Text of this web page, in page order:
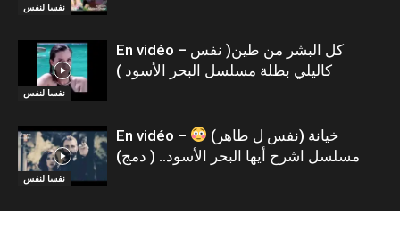
نفسا لنفس
نفسا لنفس
En vidéo – كل البشر من طين( نفس
كاليلي بطلة مسلسل البحر الأسود )
نفسا لنفس
En vidéo – خيانة (نفس ل طاهر)
مسلسل اشرح أيها البحر الأسود.. ( دمج)